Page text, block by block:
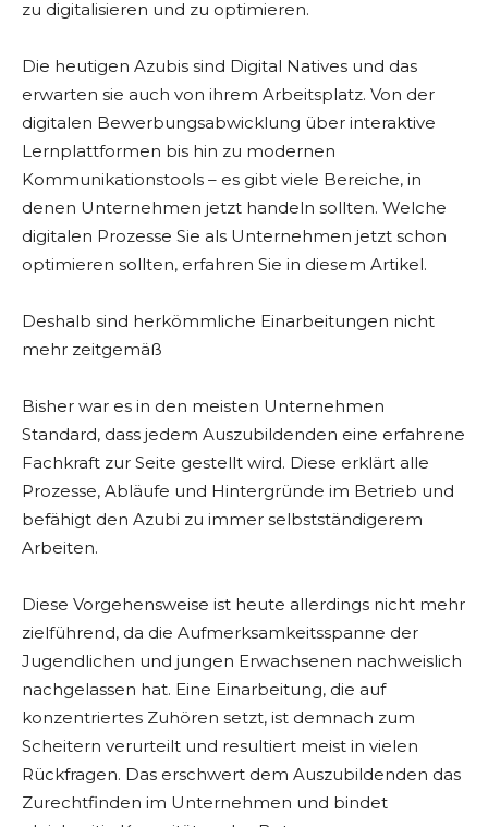
zu digitalisieren und zu optimieren.
Die heutigen Azubis sind Digital Natives und das
erwarten sie auch von ihrem Arbeitsplatz. Von der
digitalen Bewerbungsabwicklung über interaktive
Lernplattformen bis hin zu modernen
Kommunikationstools – es gibt viele Bereiche, in
denen Unternehmen jetzt handeln sollten. Welche
digitalen Prozesse Sie als Unternehmen jetzt schon
optimieren sollten, erfahren Sie in diesem Artikel.
Deshalb sind herkömmliche Einarbeitungen nicht
mehr zeitgemäß
Bisher war es in den meisten Unternehmen
Standard, dass jedem Auszubildenden eine erfahrene
Fachkraft zur Seite gestellt wird. Diese erklärt alle
Prozesse, Abläufe und Hintergründe im Betrieb und
befähigt den Azubi zu immer selbstständigerem
Arbeiten.
Diese Vorgehensweise ist heute allerdings nicht mehr
zielführend, da die Aufmerksamkeitsspanne der
Jugendlichen und jungen Erwachsenen nachweislich
nachgelassen hat. Eine Einarbeitung, die auf
konzentriertes Zuhören setzt, ist demnach zum
Scheitern verurteilt und resultiert meist in vielen
Rückfragen. Das erschwert dem Auszubildenden das
Zurechtfinden im Unternehmen und bindet